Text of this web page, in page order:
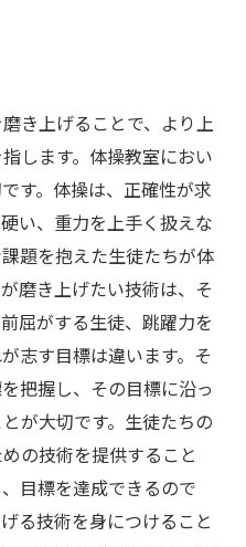
き上げることで、より上
します。体操教室におい
す。体操は、正確性が求
い、重力を上手く扱えな
題を抱えた生徒たちが体
磨き上げたい技術は、そ
屈がする生徒、跳躍力を
志す目標は違います。そ
把握し、その目標に沿っ
が大切です。生徒たちの
の技術を提供すること
目標を達成できるので
る技術を身につけること